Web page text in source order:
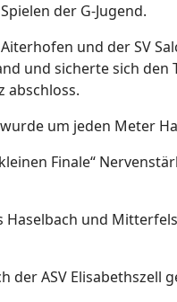
der G-Jugend.
und der SV
und sicherte sich den
abschloss.
um jeden Meter
Finale“
Haselbach und
der ASV Elisabethszell